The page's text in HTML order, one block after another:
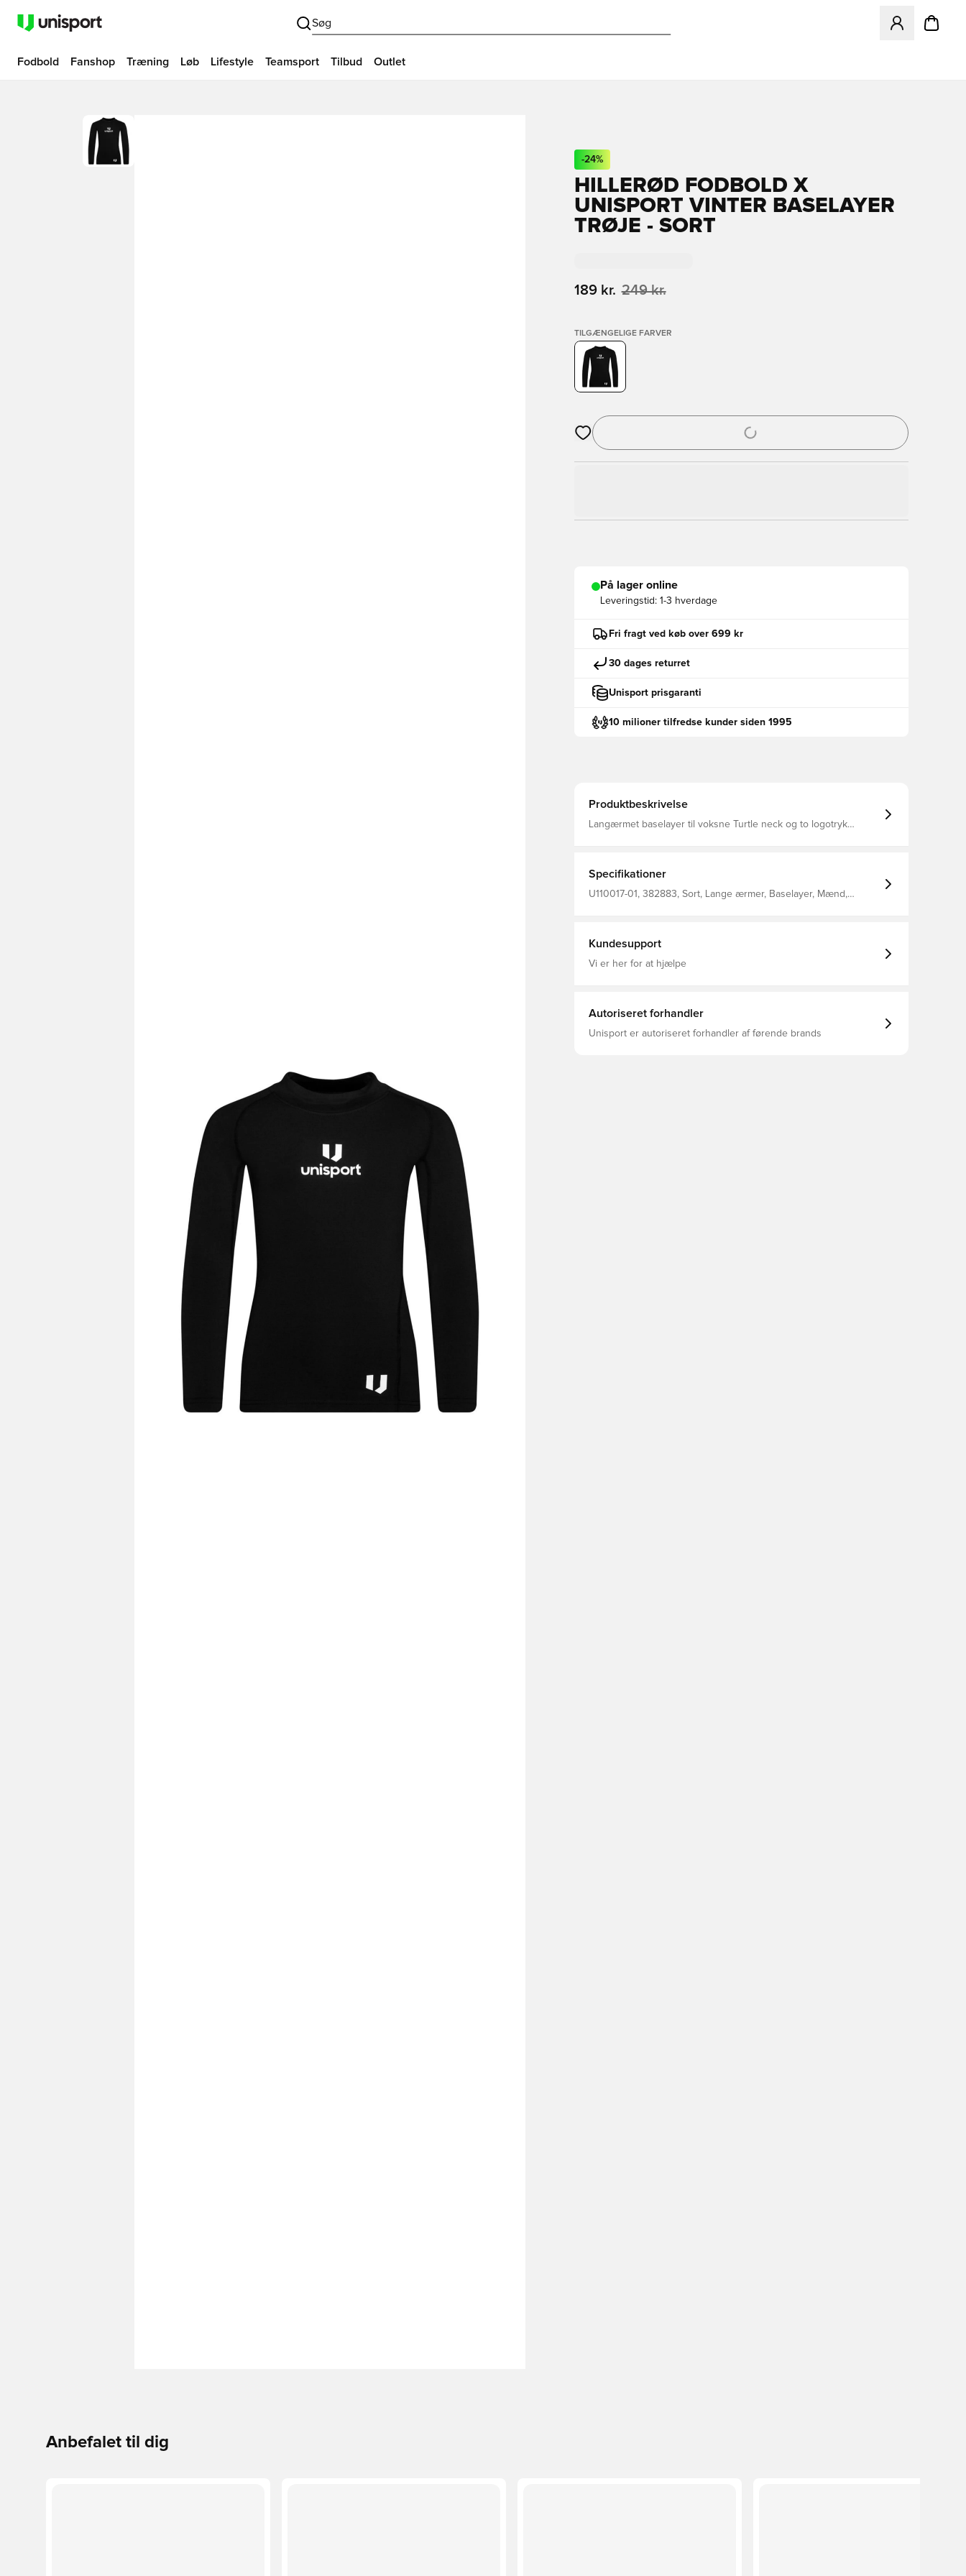
Søg
Åbner en
Fodbold Fanshop Træning Løb Lifestyle Teamsport Tilbud Outlet
-24%
HILLERØD FODBOLD X
UNISPORT VINTER BASELAYER
TRØJE - SORT
189 kr. 249 kr.
TILGÆNGELIGE FARVER
Åbner en Modal til at logge ind eller tilmelde dig som medlem
På lager online
Leveringstid: 1-3 hverdage
Fri fragt ved køb over 699 kr
30 dages returret
Unisport prisgaranti
10 milioner tilfredse kunder siden 1995
Produktbeskrivelse
Langærmet baselayer til voksne Turtle neck og to logotryk
Specifikationer
U110017-01, 382883, Sort, Lange ærmer, Baselayer, Mænd,
Kundesupport
Vi er her for at hjælpe
Autoriseret forhandler
Unisport er autoriseret forhandler af førende brands
Anbefalet til dig